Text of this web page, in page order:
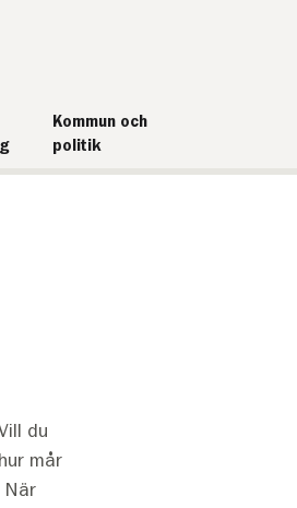
Kommun och
politik
du
mår
När